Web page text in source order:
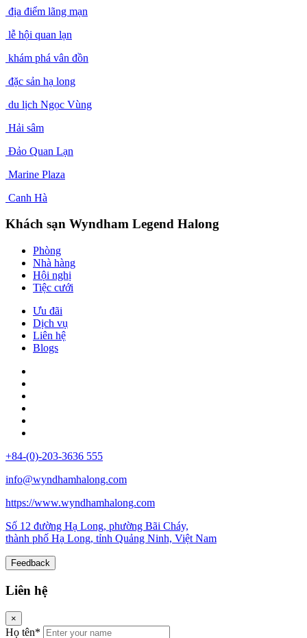
địa điểm lãng mạn
lễ hội quan lạn
khám phá vân đồn
đặc sản hạ long
du lịch Ngọc Vùng
Hải sâm
Đảo Quan Lạn
Marine Plaza
Canh Hà
Khách sạn Wyndham Legend Halong
Phòng
Nhà hàng
Hội nghị
Tiệc cưới
Ưu đãi
Dịch vụ
Liên hệ
Blogs
+84-(0)-203-3636 555
info@wyndhamhalong.com
https://www.wyndhamhalong.com
Số 12 đường Hạ Long, phường Bãi Cháy,
thành phố Hạ Long, tỉnh Quảng Ninh, Việt Nam
Feedback
Liên hệ
×
Họ tên*